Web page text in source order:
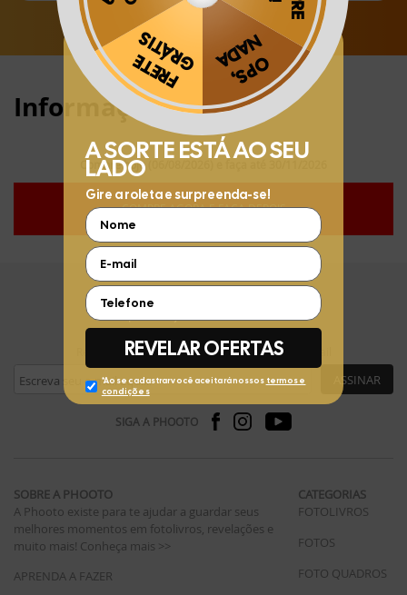
Informações:
Compre hoje (06/08/2026) e faça até 30/11/2026
COMPRE AGORA E FAÇA DEPOIS
Receba ofertas exclusivas da Phooto no seu e-mail
ASSINAR
Obrigado por se cadastrar na
Aproveite e receba as novidades e ofertas exclusivas da
SIGA A PHOOTO
SOBRE A PHOOTO
A Phooto existe para te ajudar a guardar seus
melhores momentos em fotolivros, revelações e
muito mais! Conheça mais >>
APRENDA A FAZER
CATEGORIAS
FOTOLIVROS
FOTOS
FOTO QUADROS